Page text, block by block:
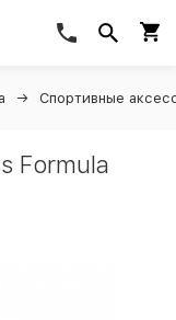
Спортивные
Formula